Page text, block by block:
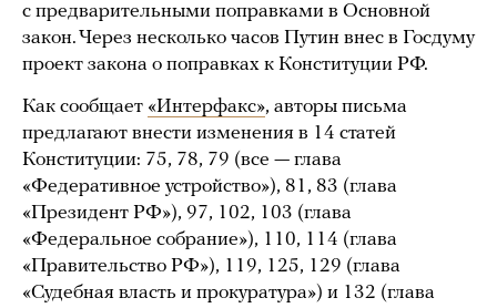
с предварительными поправками в Основной
закон. Через несколько часов Путин внес в Госдуму
проект закона о поправках к Конституции РФ.
Как сообщает «Интерфакс», авторы письма
предлагают внести изменения в 14 статей
Конституции: 75, 78, 79 (все — глава
«Федеративное устройство»), 81, 83 (глава
«Президент РФ»), 97, 102, 103 (глава
«Федеральное собрание»), 110, 114 (глава
«Правительство РФ»), 119, 125, 129 (глава
«Судебная власть и прокуратура») и 132 (глава